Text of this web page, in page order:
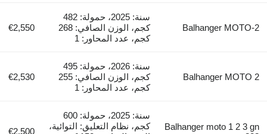
Balhanger MOTO-2
سنة: 2025، حمولة: 482
كجم، الوزن الصافي: 268
كجم، عدد المحاور: 1
€2,550
Balhanger MOTO 2
سنة: 2026، حمولة: 495
كجم، الوزن الصافي: 255
كجم، عدد المحاور: 1
€2,530
Balhanger moto 1 2 3 gn
سنة: 2025، حمولة: 600
كجم، نظام التعليق: التوائية،
€2,500